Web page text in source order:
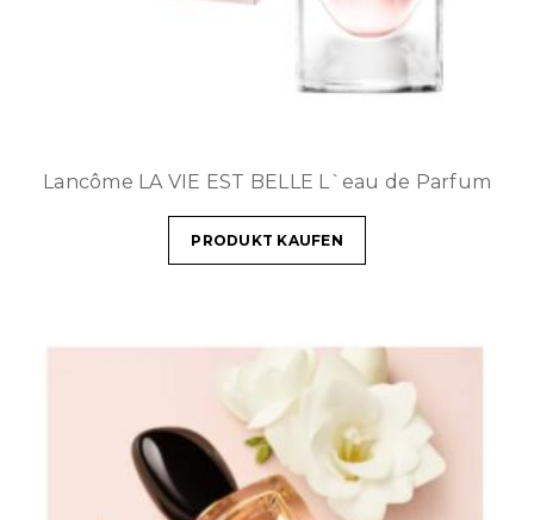
Lancôme LA VIE EST BELLE L`eau de Parfum
PRODUKT KAUFEN